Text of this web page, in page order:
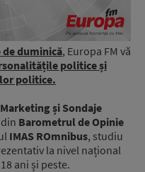
duminică, Europa FM vă
politice și
politice.
și Sondaje
Barometrul de Opinie
IMAS ROmnibus, studiu
la nivel național
ani și peste.